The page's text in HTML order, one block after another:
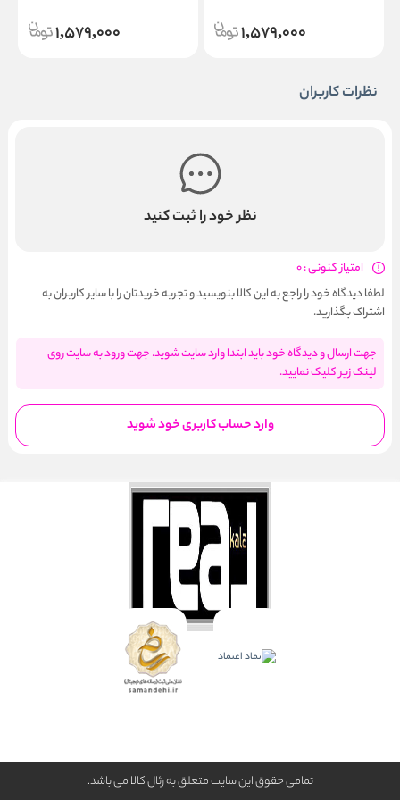
1,579,000
1,579,000
نظرات کاربران
نظر خود را ثبت کنید
امتیاز کنونی : 0
لطفا دیدگاه خود را راجع به این کالا بنویسید و تجربه خریدتان را با سایر کاربران به
اشتراک بگذارید.
جهت ارسال و دیدگاه خود باید ابتدا وارد سایت شوید. جهت ورود به سایت روی
لینک زیر کلیک نمایید.
وارد حساب کاربری خود شوید
تمامی حقوق این سایت متعلق به رئال كالا می باشد.